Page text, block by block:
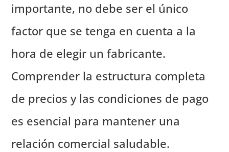
importante, no debe ser el único
factor que se tenga en cuenta a la
hora de elegir un fabricante.
Comprender la estructura completa
de precios y las condiciones de pago
es esencial para mantener una
relación comercial saludable.